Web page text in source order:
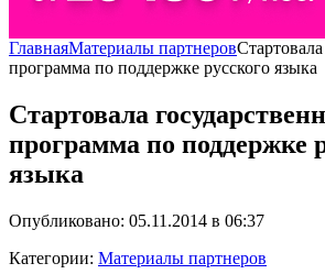
ГлавнаяМатериалы партнеров
программа по поддержке русского языка
Стартовала
программа по поддержке
языка
Опубликовано: 05.11.2014 в 06:37
Категории: Материалы партнеров